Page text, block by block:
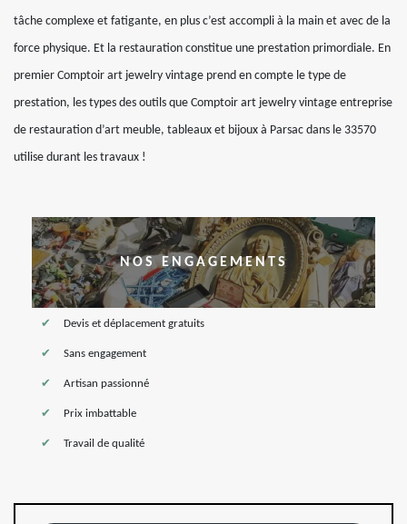
tâche complexe et fatigante, en plus c’est accompli à la main et avec de la
force physique. Et la restauration constitue une prestation primordiale. En
premier Comptoir art jewelry vintage prend en compte le type de
prestation, les types des outils que Comptoir art jewelry vintage entreprise
de restauration d’art meuble, tableaux et bijoux à Parsac dans le 33570
utilise durant les travaux !
NOS ENGAGEMENTS
Devis et déplacement gratuits
Sans engagement
Artisan passionné
Prix imbattable
Travail de qualité